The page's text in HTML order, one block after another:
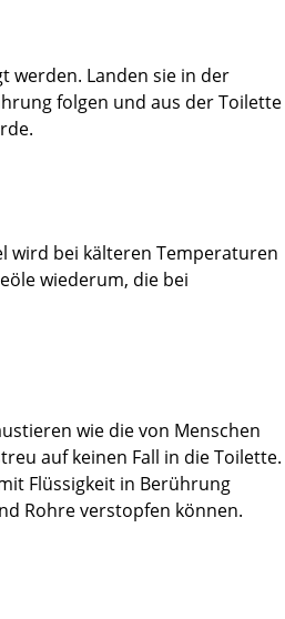
werden. Landen sie in der
folgen und aus der Toilette
wird bei kälteren Temperaturen
wiederum, die bei
wie die von Menschen
auf keinen Fall in die Toilette.
Flüssigkeit in Berührung
Rohre verstopfen können.